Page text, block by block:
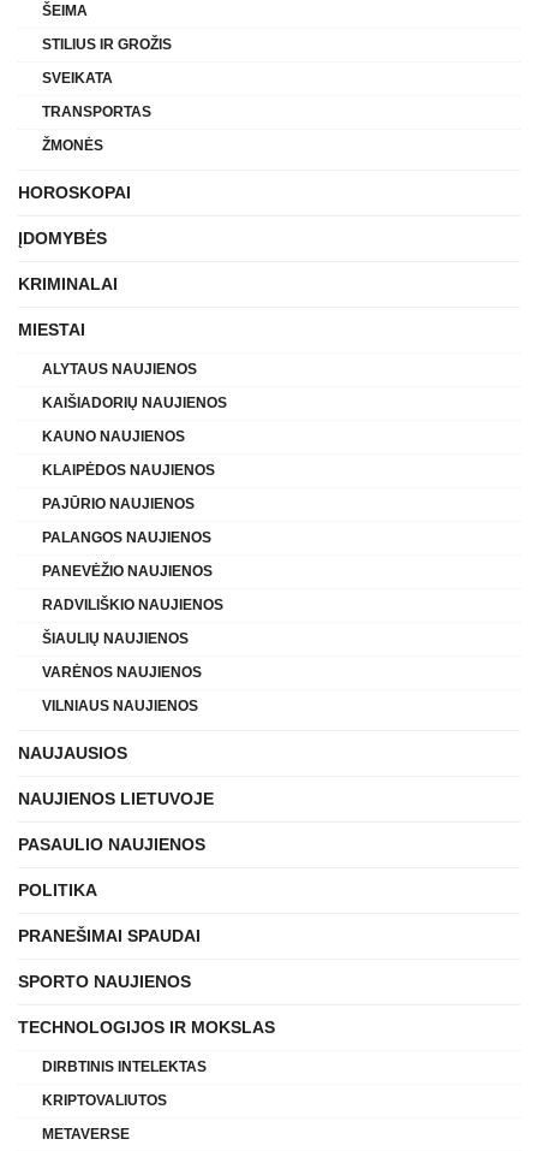
ŠEIMA
STILIUS IR GROŽIS
SVEIKATA
TRANSPORTAS
ŽMONĖS
HOROSKOPAI
ĮDOMYBĖS
KRIMINALAI
MIESTAI
ALYTAUS NAUJIENOS
KAIŠIADORIŲ NAUJIENOS
KAUNO NAUJIENOS
KLAIPĖDOS NAUJIENOS
PAJŪRIO NAUJIENOS
PALANGOS NAUJIENOS
PANEVĖŽIO NAUJIENOS
RADVILIŠKIO NAUJIENOS
ŠIAULIŲ NAUJIENOS
VARĖNOS NAUJIENOS
VILNIAUS NAUJIENOS
NAUJAUSIOS
NAUJIENOS LIETUVOJE
PASAULIO NAUJIENOS
POLITIKA
PRANEŠIMAI SPAUDAI
SPORTO NAUJIENOS
TECHNOLOGIJOS IR MOKSLAS
DIRBTINIS INTELEKTAS
KRIPTOVALIUTOS
METAVERSE